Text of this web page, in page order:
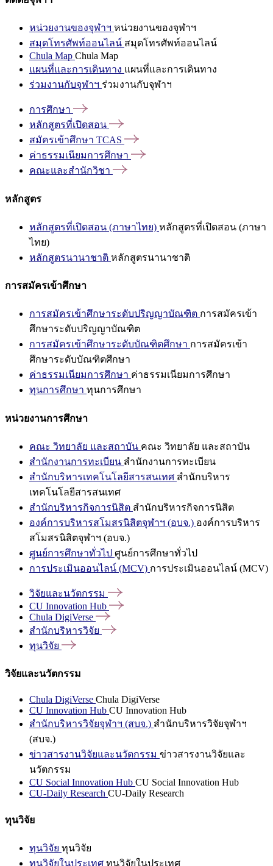
หน่วยงานของจุฬาฯ หน่วยงานของจุฬาฯ
สมุดโทรศัพท์ออนไลน์ สมุดโทรศัพท์ออนไลน์
Chula Map Chula Map
แผนที่และการเดินทาง แผนที่และการเดินทาง
ร่วมงานกับจุฬาฯ ร่วมงานกับจุฬาฯ
การศึกษา
หลักสูตรที่เปิดสอน
สมัครเข้าศึกษา TCAS
ค่าธรรมเนียมการศึกษา
คณะและสำนักวิชา
หลักสูตร
หลักสูตรที่เปิดสอน (ภาษาไทย) หลักสูตรที่เปิดสอน (ภาษา
ไทย)
หลักสูตรนานาชาติ หลักสูตรนานาชาติ
การสมัครเข้าศึกษา
การสมัครเข้าศึกษาระดับปริญญาบัณฑิต การสมัครเข้า
ศึกษาระดับปริญญาบัณฑิต
การสมัครเข้าศึกษาระดับบัณฑิตศึกษา การสมัครเข้า
ศึกษาระดับบัณฑิตศึกษา
ค่าธรรมเนียมการศึกษา ค่าธรรมเนียมการศึกษา
ทุนการศึกษา ทุนการศึกษา
หน่วยงานการศึกษา
คณะ วิทยาลัย และสถาบัน คณะ วิทยาลัย และสถาบัน
สำนักงานการทะเบียน สำนักงานการทะเบียน
สำนักบริหารเทคโนโลยีสารสนเทศ สำนักบริหาร
เทคโนโลยีสารสนเทศ
สำนักบริหารกิจการนิสิต สำนักบริหารกิจการนิสิต
องค์การบริหารสโมสรนิสิตจุฬาฯ (อบจ.) องค์การบริหาร
สโมสรนิสิตจุฬาฯ (อบจ.)
ศูนย์การศึกษาทั่วไป ศูนย์การศึกษาทั่วไป
การประเมินออนไลน์ (MCV) การประเมินออนไลน์ (MCV)
วิจัยและนวัตกรรม
CU Innovation Hub
Chula DigiVerse
สำนักบริหารวิจัย
ทุนวิจัย
วิจัยและนวัตกรรม
Chula DigiVerse Chula DigiVerse
CU Innovation Hub CU Innovation Hub
สำนักบริหารวิจัยจุฬาฯ (สบจ.) สำนักบริหารวิจัยจุฬาฯ
(สบจ.)
ข่าวสารงานวิจัยและนวัตกรรม ข่าวสารงานวิจัยและ
นวัตกรรม
CU Social Innovation Hub CU Social Innovation Hub
CU-Daily Research CU-Daily Research
ทุนวิจัย
ทุนวิจัย ทุนวิจัย
ทุนวิจัยในประเทศ ทุนวิจัยในประเทศ